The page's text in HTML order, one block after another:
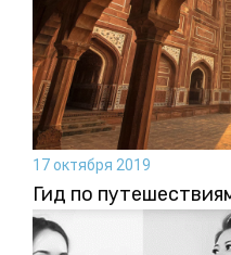
17 октября 2019
Гид по